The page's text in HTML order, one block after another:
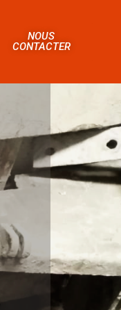
NOUS
CONTACTER